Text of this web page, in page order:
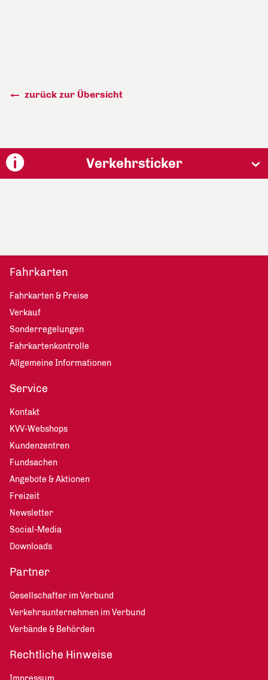
zurück zur Übersicht
Verkehrsticker
Fahrkarten
Fahrkarten & Preise
Verkauf
Sonderregelungen
Fahrkartenkontrolle
Allgemeine Informationen
Service
Kontakt
KVV-Webshops
Kundenzentren
Fundsachen
Angebote & Aktionen
Freizeit
Newsletter
Social-Media
Downloads
Partner
Gesellschafter im Verbund
Verkehrsunternehmen im Verbund
Verbände & Behörden
Rechtliche Hinweise